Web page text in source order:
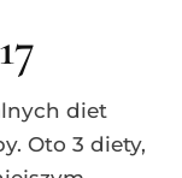
diet
Oto 3 diety,